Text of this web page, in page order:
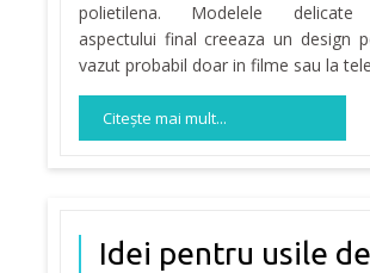
polietilena. Modelele delicate
aspectului final creeaza un design
vazut probabil doar in filme sau la
Citeşte mai mult...
Idei pentru usile de